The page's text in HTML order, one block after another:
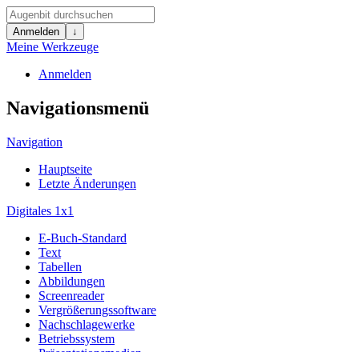
Anmelden ↓
Meine Werkzeuge
Anmelden
Navigationsmenü
Navigation
Hauptseite
Letzte Änderungen
Digitales 1x1
E-Buch-Standard
Text
Tabellen
Abbildungen
Screenreader
Vergrößerungssoftware
Nachschlagewerke
Betriebssystem